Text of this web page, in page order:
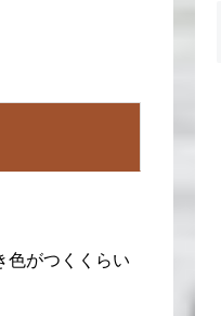
色がつくくらい